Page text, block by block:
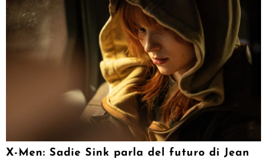
X-Men: Sadie Sink parla del futuro di Jean